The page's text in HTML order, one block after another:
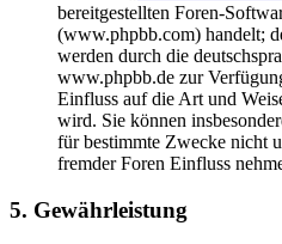
bereitgestellten Foren-
(www.phpbb.com) handelt;
werden durch die
www.phpbb.de zur
Einfluss auf die Art und
wird. Sie können
für bestimmte Zwecke nicht
fremder Foren Einfluss
5. Gewährleistung